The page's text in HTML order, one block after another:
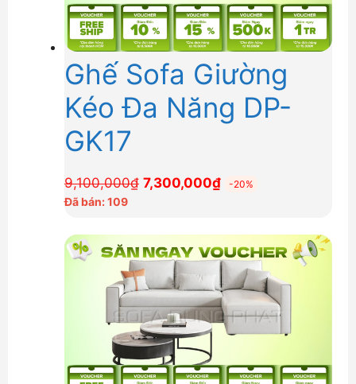
Ghế Sofa Giường
Kéo Đa Năng DP-
GK17
9,100,000₫ Giá
7,300,000₫Giá
7,300,000₫.
-20%
Đã bán: 109